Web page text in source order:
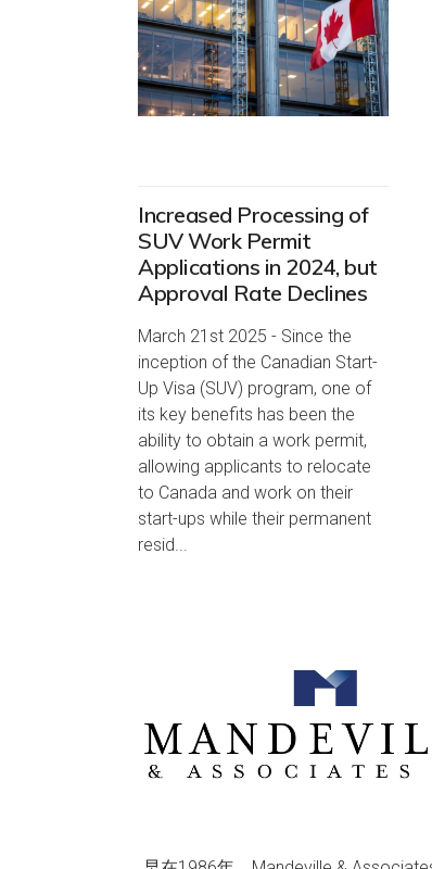
Increased Processing of
SUV Work Permit
Applications in 2024, but
Approval Rate Declines
March 21st 2025 - Since the
inception of the Canadian Start-
Up Visa (SUV) program, one of
its key benefits has been the
ability to obtain a work permit,
allowing applicants to relocate
to Canada and work on their
start-ups while their permanent
resid...